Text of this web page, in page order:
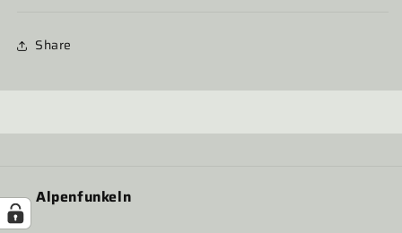
Share
Alpenfunkeln